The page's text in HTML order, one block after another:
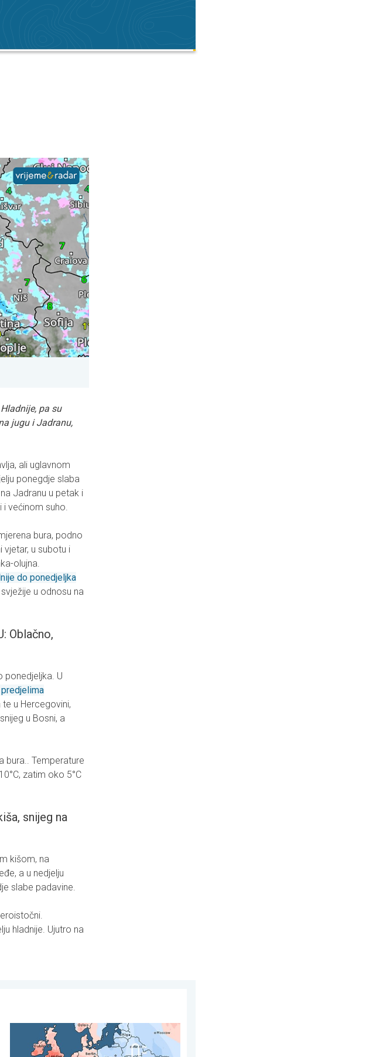
pa su
jugu i Jadranu,
ali uglavnom
ponegdje slaba
Jadranu u petak i
i većinom suho.
bura, podno
vjetar, u subotu i
olujna.
do ponedjeljka
u odnosu na
Oblačno,
ponedjeljka. U
u Hercegovini,
u Bosni, a
bura.. Temperature
zatim oko 5°C
snijeg na
kišom, na
a u nedjelju
slabe padavine.
hladnije. Ujutro na
Europa. . . četvrtak, 6. august 2026.
Oštri kontrasti u vremenu u srpnju. Razlike u Europi. . . ponedjeljak, 3. august 2026.